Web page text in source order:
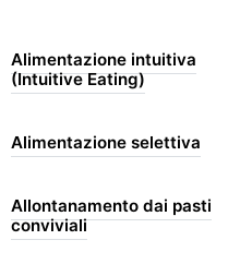
Alimentazione intuitiva
(Intuitive Eating)
Alimentazione selettiva
Allontanamento dai pasti
conviviali